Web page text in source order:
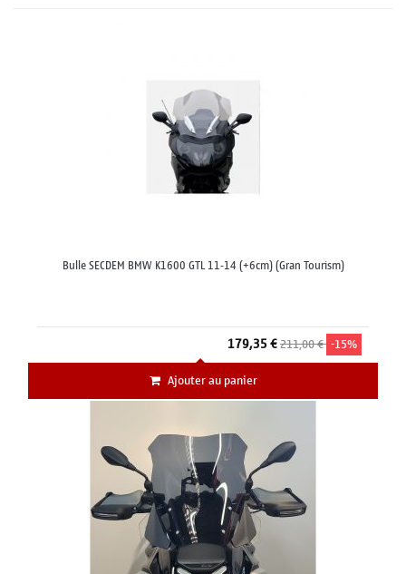
Bulle SECDEM BMW K1600 GTL 11-14 (+6cm) (Gran Tourism)
179,35 €211,00 € -15%
Ajouter au panier